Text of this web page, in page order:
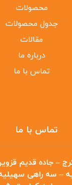
محصولات
جدول محصولات
مقالات
درباره ما
تماس با ما
تماس با ما
– جاده قدیم
– سه راهی